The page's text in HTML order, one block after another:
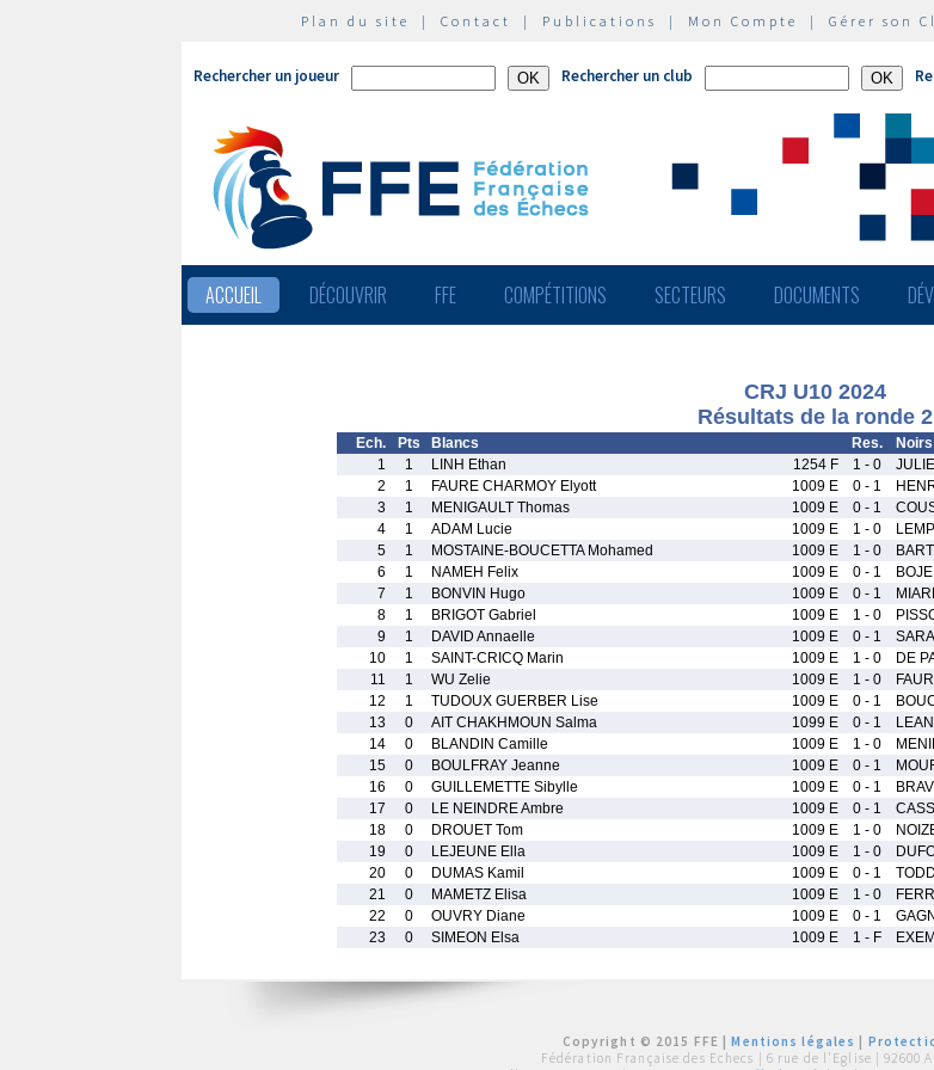
Plan du site | Contact | Publications | Mon Compte | Gérer son
Rechercher un joueur Rechercher un club
ACCUEIL DÉCOUVRIR FFE COMPÉTITIONS SECTEURS DOCUMENTS
CRJ U10 2024
Résultats de la ronde 2
Ech. Pts Blancs Res. Noirs
1
1 LINH Ethan 1254 F 1 - 0
2
1 FAURE CHARMOY Elyott 1009 E 0 - 1
3
1 MENIGAULT Thomas 1009 E 0 - 1
4
1 ADAM Lucie 1009 E 1 - 0
5
1 MOSTAINE-BOUCETTA Mohamed 1009 E 1 - 0
6
1 NAMEH Felix 1009 E 0 - 1
7
1 BONVIN Hugo 1009 E 0 - 1
8
1 BRIGOT Gabriel 1009 E 1 - 0
9
1 DAVID Annaelle 1009 E 0 - 1
10
1 SAINT-CRICQ Marin 1009 E 1 - 0 DE
11
1 WU Zelie 1009 E 1 - 0
12
1 TUDOUX GUERBER Lise 1009 E 0 - 1
13
0 AIT CHAKHMOUN Salma 1099 E 0 - 1
14
0 BLANDIN Camille 1009 E 1 - 0
15
0 BOULFRAY Jeanne 1009 E 0 - 1
16
0 GUILLEMETTE Sibylle 1009 E 0 - 1
17
0 LE NEINDRE Ambre 1009 E 0 - 1
18
0 DROUET Tom 1009 E 1 - 0
19
0 LEJEUNE Ella 1009 E 1 - 0
20
0 DUMAS Kamil 1009 E 0 - 1
21
0 MAMETZ Elisa 1009 E 1 - 0
22
0 OUVRY Diane 1009 E 0 - 1
23
0 SIMEON Elsa 1009 E 1 - F
Copyright © 2015 FFE |Mentions légales
Fédération Française des Echecs | 6 rue de l'Eglise | 92600